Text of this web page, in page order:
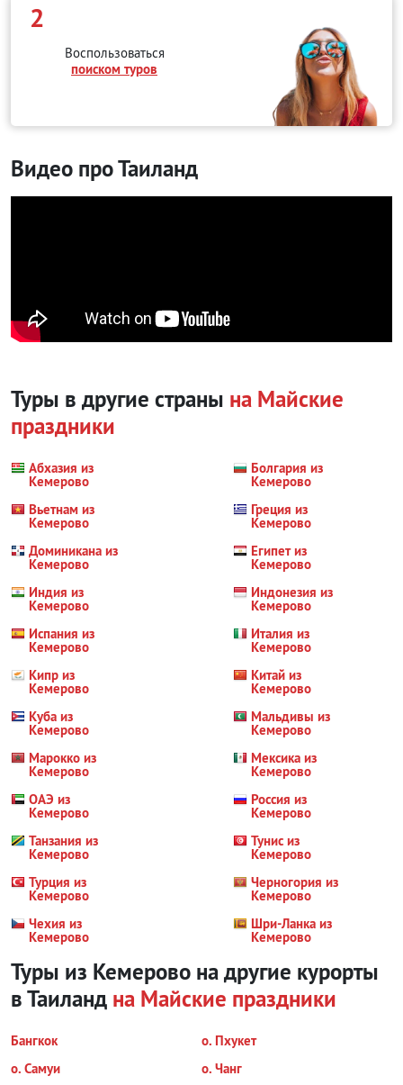
2
Воспользоваться
поиском туров
Видео про Таиланд
Туры в другие страны на Майские
праздники
Абхазия из
Кемерово
Болгария из
Кемерово
Вьетнам из
Кемерово
Греция из
Кемерово
Доминикана из
Кемерово
Египет из
Кемерово
Индия из
Кемерово
Индонезия из
Кемерово
Испания из
Кемерово
Италия из
Кемерово
Кипр из
Кемерово
Китай из
Кемерово
Куба из
Кемерово
Мальдивы из
Кемерово
Марокко из
Кемерово
Мексика из
Кемерово
ОАЭ из
Кемерово
Россия из
Кемерово
Танзания из
Кемерово
Тунис из
Кемерово
Турция из
Кемерово
Черногория из
Кемерово
Чехия из
Кемерово
Шри-Ланка из
Кемерово
Туры из Кемерово на другие курорты
в Таиланд на Майские праздники
Бангкок
о. Пхукет
о. Самуи
о. Чанг